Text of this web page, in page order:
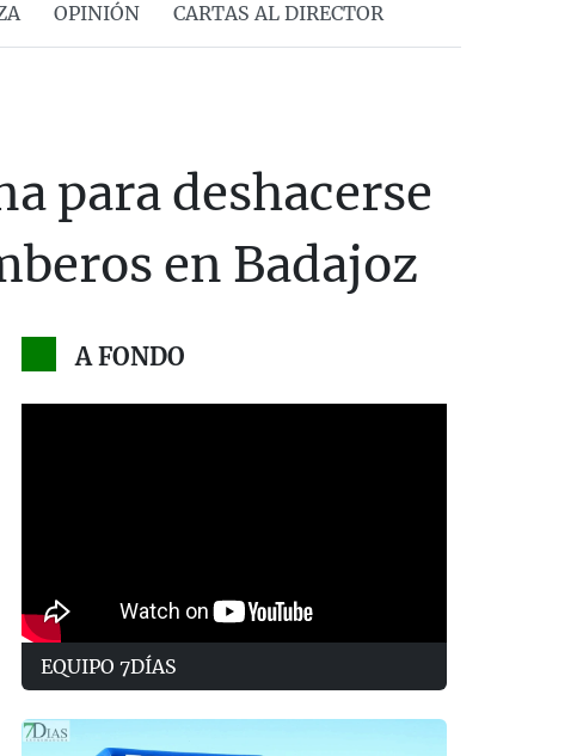
OPINIÓN CARTAS AL DIRECTOR
para deshacerse
en Badajoz
A FONDO
EQUIPO 7DÍAS